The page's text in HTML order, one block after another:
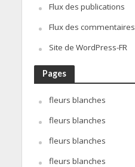
Flux des publications
Flux des commentaires
Site de WordPress-FR
Pages
fleurs blanches
fleurs blanches
fleurs blanches
fleurs blanches